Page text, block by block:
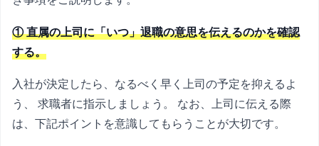
① 直属の上司に「いつ」退職の意思を伝えるのかを確認
する。
入社が決定したら、なるべく早く上司の予定を抑えるよ
う、 求職者に指示しましょう。 なお、上司に伝える際
は、下記ポイントを意識してもらうことが大切です。